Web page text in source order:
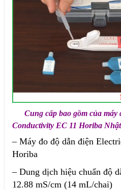
Cung cấp bao gồm của máy
Conductivity EC 11 Horiba
– Máy đo độ dẫn điện
Horiba
– Dung dịch hiệu chuẩn độ
12.88 mS/cm (14 mL/chai)